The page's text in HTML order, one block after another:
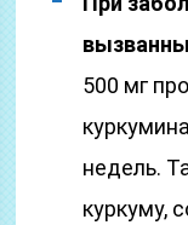
500 мг
недель.
куркуму,